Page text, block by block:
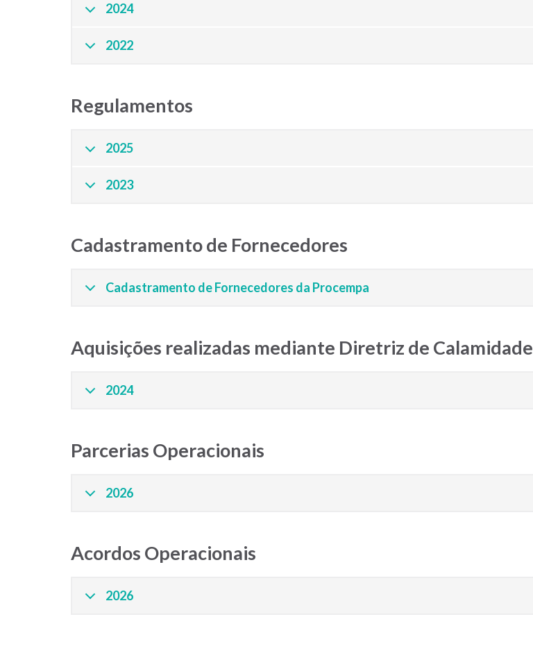
2024
2022
Regulamentos
2025
2023
Cadastramento de Fornecedores
Cadastramento de Fornecedores da Procempa
Aquisições realizadas mediante Diretriz de Calamidade
2024
Parcerias Operacionais
2026
Acordos Operacionais
2026